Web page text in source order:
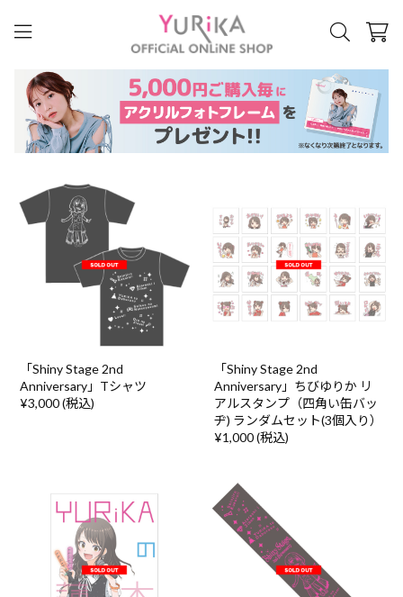
「Shiny Stage 2nd
Anniversary」Tシャツ
¥3,000 (税込)
「Shiny Stage 2nd
Anniversary」ちびゆりか リ
アルスタンプ（四角い缶バッ
ヂ) ランダムセット(3個入り）
¥1,000 (税込)